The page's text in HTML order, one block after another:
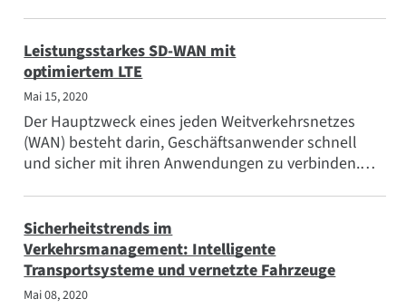
Abonnieren
Leistungsstarkes SD-WAN mit
optimiertem LTE
Mai 15, 2020
Der Hauptzweck eines jeden Weitverkehrsnetzes
(WAN) besteht darin, Geschäftsanwender schnell
und sicher mit ihren Anwendungen zu verbinden.
Sicherheitstrends im
Verkehrsmanagement: Intelligente
Transportsysteme und vernetzte Fahrzeuge
Mai 08, 2020